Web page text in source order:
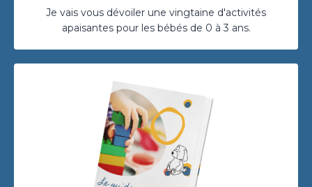
Je vais vous dévoiler une vingtaine d'activités
apaisantes pour les bébés de 0 à 3 ans.